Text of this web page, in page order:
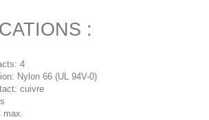
:
4
Nylon 66 (UL 94V-0)
cuivre
max.